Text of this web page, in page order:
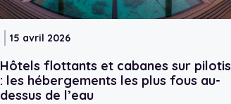
15 avril 2026
Hôtels flottants et cabanes sur pilotis
: les hébergements les plus fous au-
dessus de l’eau